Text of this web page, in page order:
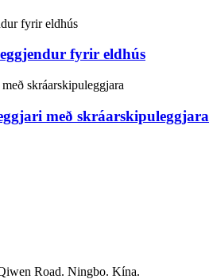
fyrir eldhús
með skráarskipuleggjara
Road. Ningbo. Kína.